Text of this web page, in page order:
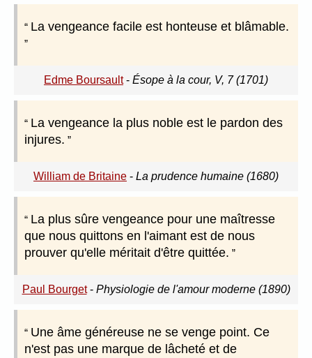
La vengeance facile est honteuse et blâmable.
Edme Boursault- Ésope à la cour, V, 7 (1701)
La vengeance la plus noble est le pardon des
injures.
William de Britaine - La prudence humaine (1680)
La plus sûre vengeance pour une maîtresse
que nous quittons en l'aimant est de nous
prouver qu'elle méritait d'être quittée.
Paul Bourget- Physiologie de l'amour moderne (1890)
Une âme généreuse ne se venge point. Ce
n'est pas une marque de lâcheté et de